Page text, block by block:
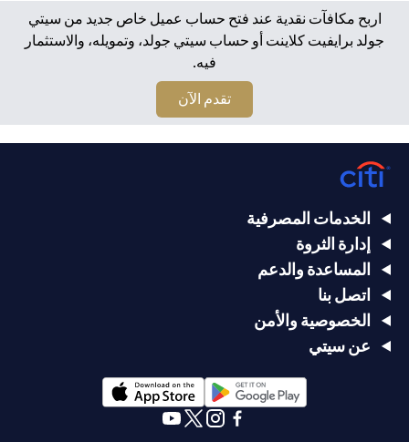
اربح مكافآت نقدية عند فتح حساب عميل خاص جديد من سيتي
جولد برايفيت كلاينت أو حساب سيتي جولد، وتمويله، والاستثمار
فيه.
تقدم الآن
الخدمات المصرفية
إدارة الثروة
المساعدة والدعم
اتصل بنا
الخصوصية والأمن
عن سيتي
(opens in a new tab)